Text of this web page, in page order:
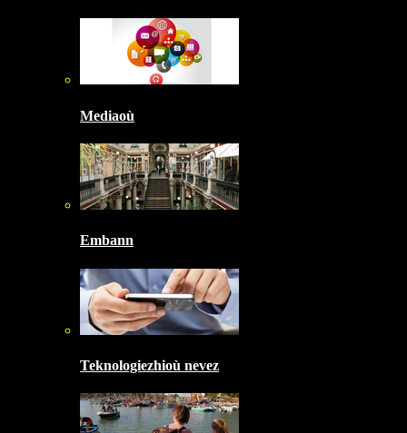
Mediaoù
Embann
Teknologiezhioù nevez